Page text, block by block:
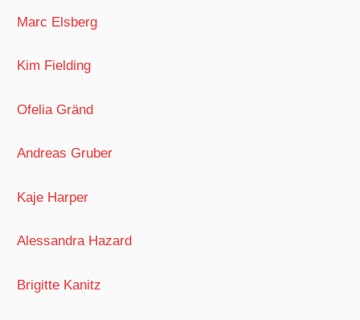
Marc Elsberg
Kim Fielding
Ofelia Gränd
Andreas Gruber
Kaje Harper
Alessandra Hazard
Brigitte Kanitz